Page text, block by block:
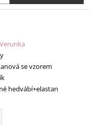
se vzorem
hedvábí+elastan